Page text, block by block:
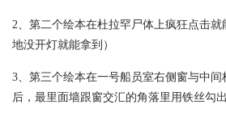
2、第二个绘本在杜拉罕尸体上疯狂点击
地没开灯就能拿到）
3、第三个绘本在一号船员室右侧窗与中
后，最里面墙跟窗交汇的角落里用铁丝勾